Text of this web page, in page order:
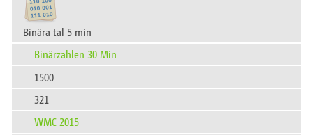
Binära tal 5 min
Binärzahlen 30 Min
1500
321
WMC 2015